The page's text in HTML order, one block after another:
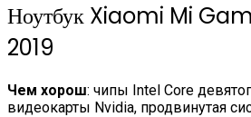
Ноутбук Xiaomi Mi
2019
Чем хорош: чипы Intel Core
видеокарты Nvidia, продвинутая